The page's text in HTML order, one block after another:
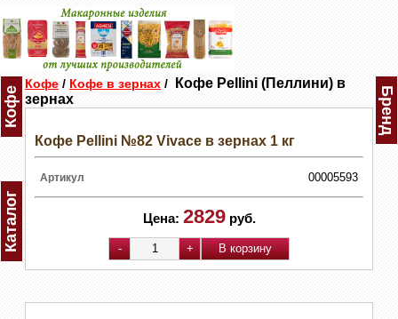
Кофе
Каталог
Кофе / Кофе в зернах /
Кофе Pellini (Пеллини) в
зернах
Кофе Pellini №82 Vivace в зернах 1 кг
Артикул 00005593
Цена: 2829 руб.
Бренд